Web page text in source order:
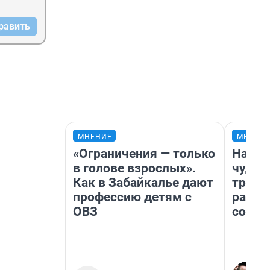
МНЕНИЕ
«Ограничения — только
в голове взрослых».
Как в Забайкалье дают
профессию детям с
ОВЗ